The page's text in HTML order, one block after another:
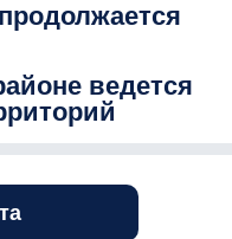
ведется